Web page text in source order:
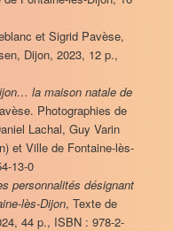
et Sigrid Pavèse,
Dijon, 2023, 12 p.,
la maison natale de
Photographies de
Lachal, Guy Varin
et Ville de Fontaine-lès-
13-0
personnalités désignant
lès-Dijon, Texte de
44 p., ISBN : 978-2-